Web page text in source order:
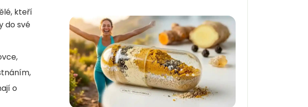
kteří
do své
o